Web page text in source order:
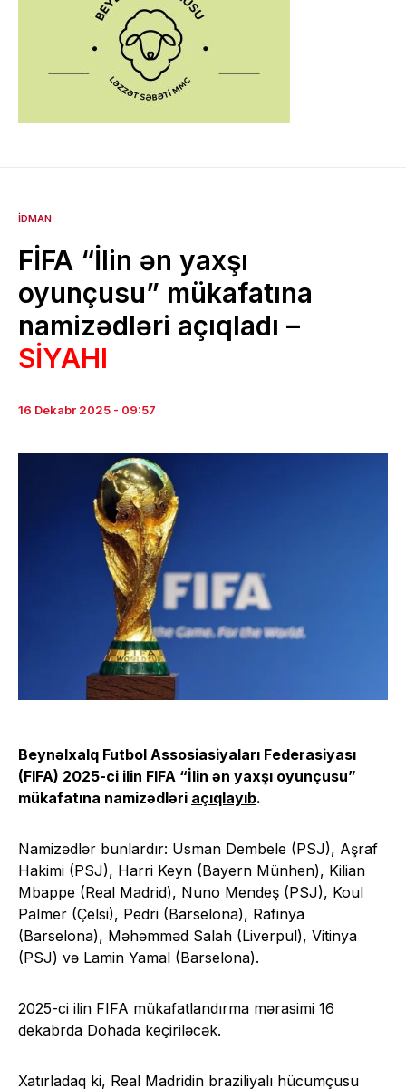
İDMAN
FİFA “İlin ən yaxşı
oyunçusu” mükafatına
namizədləri açıqladı –
SİYAHI
16 Dekabr 2025 - 09:57
Beynəlxalq Futbol Assosiasiyaları Federasiyası
(FIFA) 2025-ci ilin FIFA “İlin ən yaxşı oyunçusu”
mükafatına namizədləri açıqlayıb.
Namizədlər bunlardır: Usman Dembele (PSJ), Aşraf
Hakimi (PSJ), Harri Keyn (Bayern Münhen), Kilian
Mbappe (Real Madrid), Nuno Mendeş (PSJ), Koul
Palmer (Çelsi), Pedri (Barselona), Rafinya
(Barselona), Məhəmməd Salah (Liverpul), Vitinya
(PSJ) və Lamin Yamal (Barselona).
2025-ci ilin FIFA mükafatlandırma mərasimi 16
dekabrda Dohada keçiriləcək.
Xatırladaq ki, Real Madridin braziliyalı hücumçusu